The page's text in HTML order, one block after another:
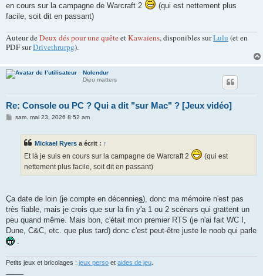
e
en cours sur la campagne de Warcraft 2
(qui est nettement plus
facile, soit dit en passant)
Auteur deDeux dés pour une quêteetKawaïens, disponibles surLulu (et en
PDF surDrivethrurpg).
Nolendur
Dieu matters
Re: Console ou PC ? Qui a dit "sur Mac" ? [Jeux vidéo]
Msam. mai 23, 2026 8:52 am
Mickael Ryers a écrit : ↑
Et là je suis en cours sur la campagne de Warcraft 2
(qui est
nettement plus facile, soit dit en passant)
Ça date de loin (je compte en décennies), donc ma mémoire n'est pas
très fiable, mais je crois que sur la fin y'a 1 ou 2 scénars qui grattent un
peu quand même. Mais bon, c'était mon premier RTS (je n'ai fait WC I,
Dune, C&C, etc. que plus tard) donc c'est peut-être juste le noob qui parle
Petits jeux et bricolages : jeux perso et aides de jeu